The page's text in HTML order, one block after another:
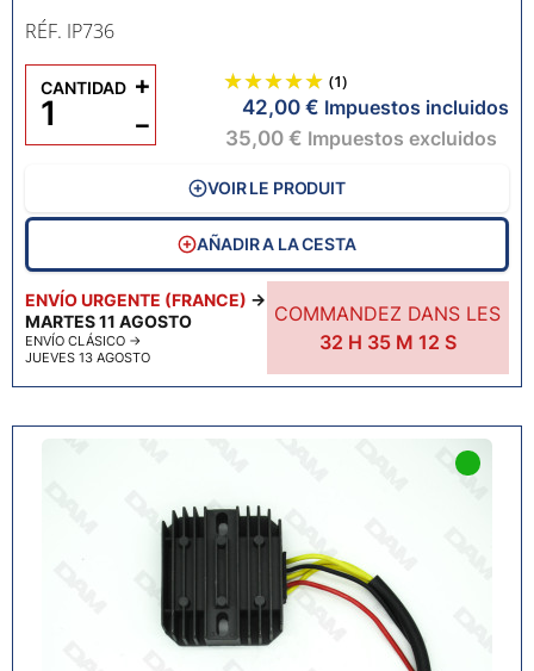
RÉF. IP736
ENVÍO URGENTE (FRANCE) →
MARTES 11 AGOSTO
ENVÍO CLÁSICO →
JUEVES 13 AGOSTO
COMMANDEZ DANS LES
32 H 35 M11S
(1)
42,00 € Impuestos incluidos
35,00 € Impuestos excluidos
CANTIDAD
−
+
VOIR LE PRODUIT
AÑADIR A LA CESTA